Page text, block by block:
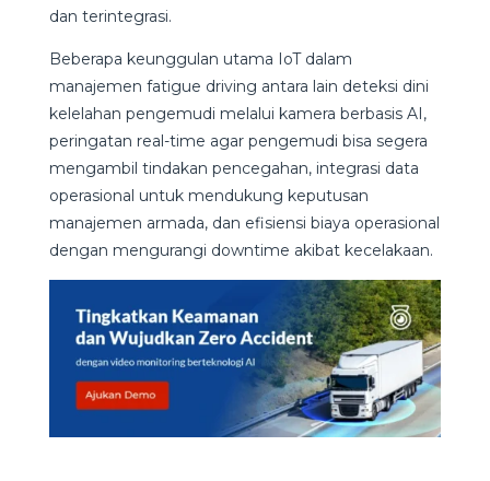
dan terintegrasi.
Beberapa keunggulan utama IoT dalam
manajemen fatigue driving antara lain deteksi dini
kelelahan pengemudi melalui kamera berbasis AI,
peringatan real-time agar pengemudi bisa segera
mengambil tindakan pencegahan, integrasi data
operasional untuk mendukung keputusan
manajemen armada, dan efisiensi biaya operasional
dengan mengurangi downtime akibat kecelakaan.